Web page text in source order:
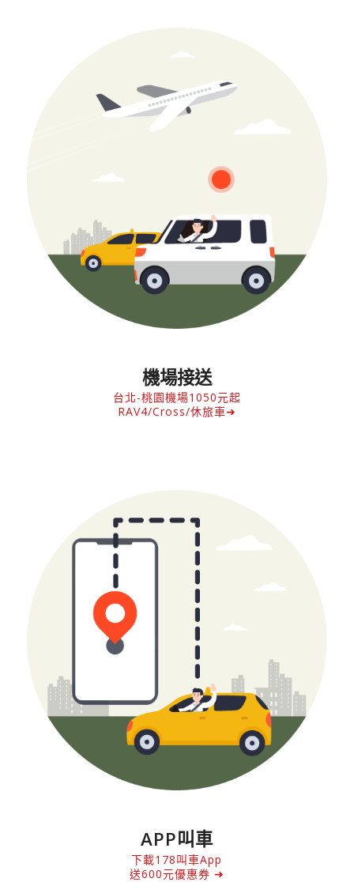
機場接送
台北-桃園機場1050元起
RAV4/Cross/休旅車➜
APP叫車
下載178叫車App
送600元優惠券 ➜